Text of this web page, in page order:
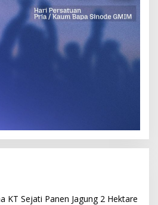
KT Sejati Panen Jagung 2 Hektare